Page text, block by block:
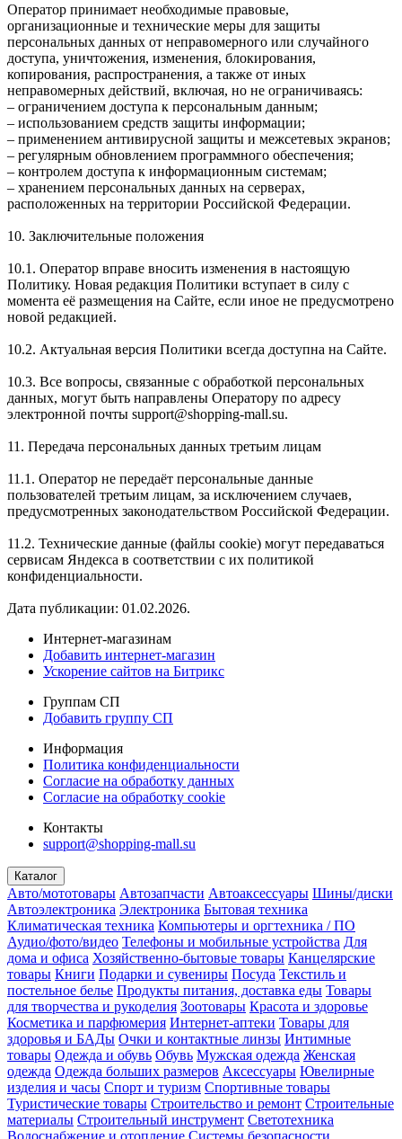
Оператор принимает необходимые правовые,
организационные и технические меры для защиты
персональных данных от неправомерного или случайного
доступа, уничтожения, изменения, блокирования,
копирования, распространения, а также от иных
неправомерных действий, включая, но не ограничиваясь:
– ограничением доступа к персональным данным;
– использованием средств защиты информации;
– применением антивирусной защиты и межсетевых экранов;
– регулярным обновлением программного обеспечения;
– контролем доступа к информационным системам;
– хранением персональных данных на серверах,
расположенных на территории Российской Федерации.
10. Заключительные положения
10.1. Оператор вправе вносить изменения в настоящую
Политику. Новая редакция Политики вступает в силу с
момента её размещения на Сайте, если иное не предусмотрено
новой редакцией.
10.2. Актуальная версия Политики всегда доступна на Сайте.
10.3. Все вопросы, связанные с обработкой персональных
данных, могут быть направлены Оператору по адресу
электронной почты support@shopping-mall.su.
11. Передача персональных данных третьим лицам
11.1. Оператор не передаёт персональные данные
пользователей третьим лицам, за исключением случаев,
предусмотренных законодательством Российской Федерации.
11.2. Технические данные (файлы cookie) могут передаваться
сервисам Яндекса в соответствии с их политикой
конфиденциальности.
Дата публикации: 01.02.2026.
Интернет-магазинам
Добавить интернет-магазин
Ускорение сайтов на Битрикс
Группам СП
Добавить группу СП
Информация
Политика конфиденциальности
Согласие на обработку данных
Согласие на обработку cookie
Контакты
support@shopping-mall.su
Каталог
Авто/мототовары Автозапчасти Автоаксессуары Шины/диски
Автоэлектроника Электроника Бытовая техника
Климатическая техника Компьютеры и оргтехника / ПО
Аудио/фото/видео Телефоны и мобильные устройства Для
дома и офиса Хозяйственно-бытовые товары Канцелярские
товары Книги Подарки и сувениры Посуда Текстиль и
постельное белье Продукты питания, доставка еды Товары
для творчества и рукоделия Зоотовары Красота и здоровье
Косметика и парфюмерия Интернет-аптеки Товары для
здоровья и БАДы Очки и контактные линзы Интимные
товары Одежда и обувь Обувь Мужская одежда Женская
одежда Одежда больших размеров Аксессуары Ювелирные
изделия и часы Спорт и туризм Спортивные товары
Туристические товары Строительство и ремонт Строительные
материалы Строительный инструмент Светотехника
Водоснабжение и отопление Системы безопасности